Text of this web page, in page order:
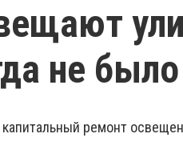
не
капитальный ремонт